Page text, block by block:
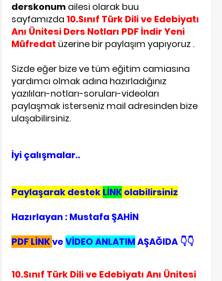
derskonum ailesi olarak buu
sayfamızda 10.Sınıf Türk Dili ve Edebiyatı
Anı Ünitesi Ders Notları PDF İndir Yeni
Müfredat üzerine bir paylaşım yapıyoruz .
Sizde eğer bize ve tüm eğitim camiasına
yardımcı olmak adına hazırladığınız
yazılıları-notları-soruları-videoları
paylaşmak isterseniz mail adresinden bize
ulaşabilirsiniz.
İyi çalışmalar..
Paylaşarak destek LİNK olabilirsiniz
Hazırlayan : Mustafa ŞAHİN
PDF LİNKveVİDEO ANLATIMAŞAĞIDA 👇👇
10.Sınıf Türk Dili ve Edebiyatı Anı Ünitesi